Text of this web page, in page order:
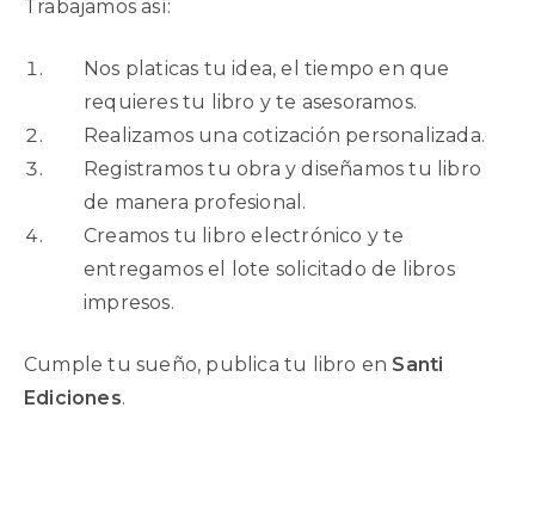
Trabajamos así:
Nos platicas tu idea, el tiempo en que
requieres tu libro y te asesoramos.
Realizamos una cotización personalizada.
Registramos tu obra y diseñamos tu libro
de manera profesional.
Creamos tu libro electrónico y te
entregamos el lote solicitado de libros
impresos.
Cumple tu sueño, publica tu libro en Santi
Ediciones.